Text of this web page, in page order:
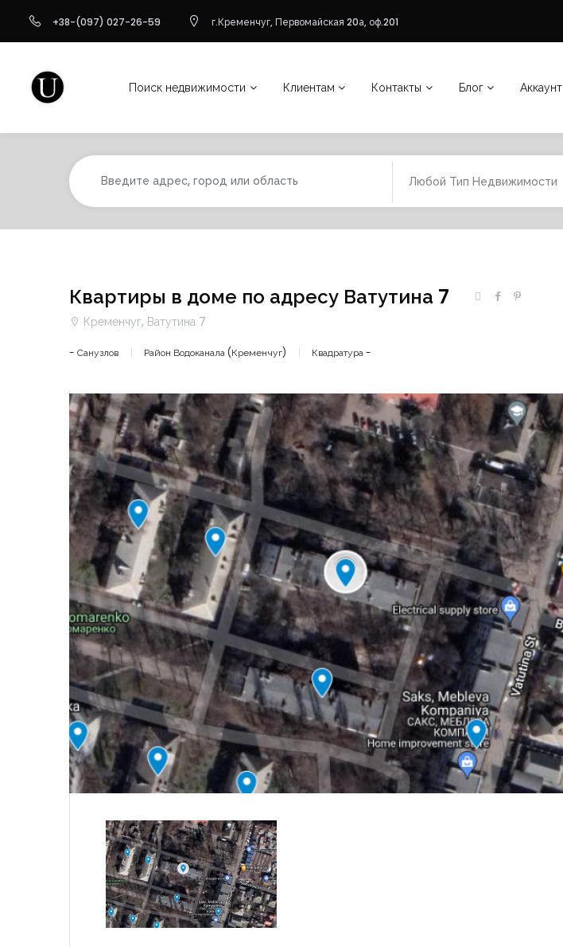
+38-(097) 027-26-59 г.Кременчуг, Первомайская 20а, оф.201
Поиск недвижимости Клиентам Контакты Блог Аккаунт
Любой Тип Недвижимости
Квартиры в доме по адресу Ватутина 7
Кременчуг, Ватутина 7
- Санузлов Район Водоканала (Кременчуг) Квадратура -